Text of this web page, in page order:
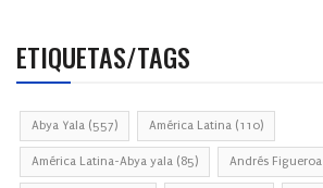
ETIQUETAS/TAGS
Abya Yala (557) América Latina (110)
América Latina-Abya yala (85) Andrés